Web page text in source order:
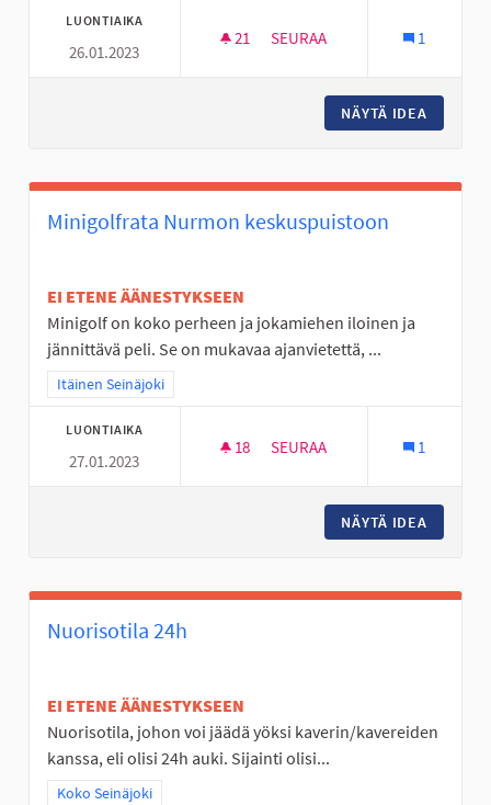
LUONTIAIKA
26.01.2023
21 21 SEURAAJAA
SEURAA 1
NÄYTÄ IDEA
Minigolfrata Nurmon keskuspuistoon
EI ETENE ÄÄNESTYKSEEN
Minigolf on koko perheen ja jokamiehen iloinen ja
jännittävä peli. Se on mukavaa ajanvietettä, ...
Rajaa tulokset teeman mukaan: Itäinen Seinäjoki
Itäinen Seinäjoki
LUONTIAIKA
27.01.2023
18 18 SEURAAJAA
SEURAA 1
NÄYTÄ IDEA
Nuorisotila 24h
EI ETENE ÄÄNESTYKSEEN
Nuorisotila, johon voi jäädä yöksi kaverin/kavereiden
kanssa, eli olisi 24h auki. Sijainti olisi...
Rajaa tulokset teeman mukaan: Koko Seinäjoki
Koko Seinäjoki